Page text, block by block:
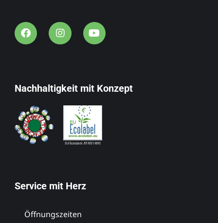
Nachhaltigkeit mit Konzept
Service mit Herz
Öffnungszeiten